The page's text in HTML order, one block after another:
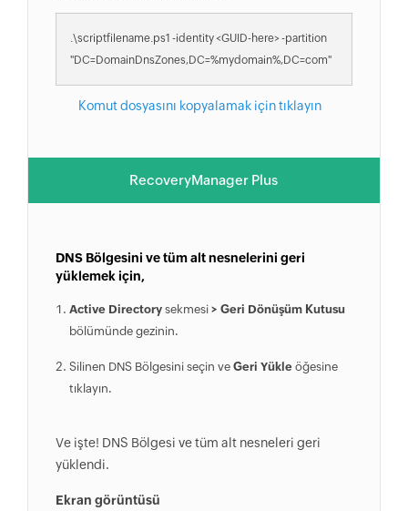
.\scriptfilename.ps1 -identity <GUID-here> -partition
"DC=DomainDnsZones,DC=%mydomain%,DC=com"
Komut dosyasını kopyalamak için tıklayın
RecoveryManager Plus
DNS Bölgesini ve tüm alt nesnelerini geri
yüklemek için,
Active Directory sekmesi> Geri Dönüşüm Kutusu
bölümünde gezinin.
Silinen DNS Bölgesini seçin veGeri Yükle öğesine
tıklayın.
Ve işte! DNS Bölgesi ve tüm alt nesneleri geri
yüklendi.
Ekran görüntüsü